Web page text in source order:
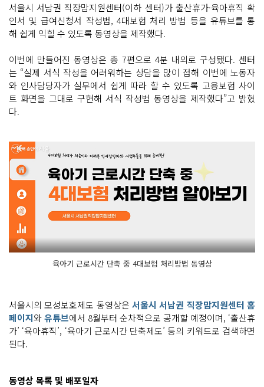
서울시 서남권 직장맘지원센터(이하 센터)가 출산휴가·육아휴직 확
인서 및 급여신청서 작성법, 4대보험 처리 방법 등을 유튜브를 통
해 쉽게 익힐 수 있도록 동영상을 제작했다.
이번에 만들어진 동영상은 총 7편으로 4분 내외로 구성됐다. 센터
는 “실제 서식 작성을 어려워하는 상담을 많이 접해 이번에 노동자
와 인사담당자가 실무에서 쉽게 따라 할 수 있도록 고용보험 사이
트 화면을 그대로 구현해 서식 작성법 동영상을 제작했다”고 밝혔
다.
육아기 근로시간 단축 중 4대보험 처리방법 동영상
서울시의 모성보호제도 동영상은 서울시 서남권 직장맘지원센터 홈
페이지와유튜브에서 8월부터 순차적으로 공개할 예정이며, ‘출산휴
가’ ‘육아휴직’, ‘육아기 근로시간 단축제도’ 등의 키워드로 검색하면
된다.
동영상 목록 및 배포일자